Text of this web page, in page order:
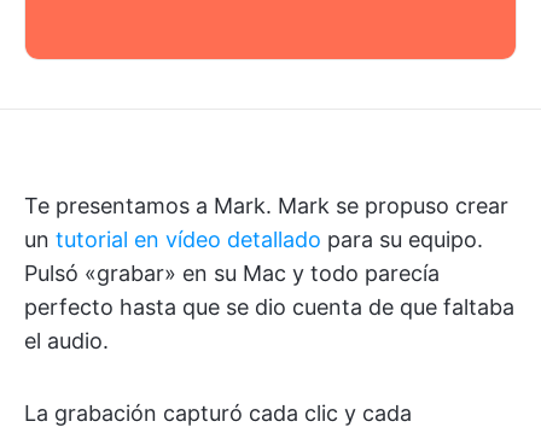
Te presentamos a Mark. Mark se propuso crear
un tutorial en vídeo detallado para su equipo.
Pulsó «grabar» en su Mac y todo parecía
perfecto hasta que se dio cuenta de que faltaba
el audio.
La grabación capturó cada clic y cada